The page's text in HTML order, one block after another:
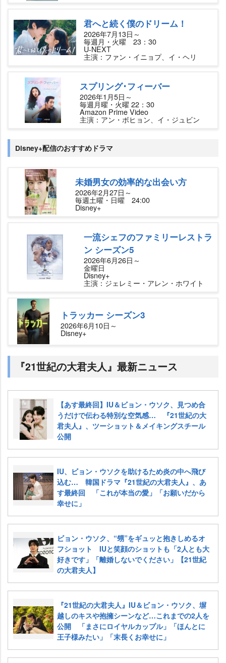
君へと続く僕のドリーム！
2026年7月13日～
毎週月・火曜 23：30
U-NEXT
主演：ファン・イニョプ、イ・ヘリ
スプリング･フィーバー
2026年1月5日～
毎週月曜・火曜 22：30
Amazon Prime Video
主演：アン・ボヒョン、イ・ジュビン
Disney+配信のおすすめドラマ
未婚男女の効率的な出会い方
2026年2月27日～
毎週土曜・日曜 24:00
Disney+
一流シェフのファミリーレストラ
ン シーズン5
2026年6月26日～
金曜日
Disney+
主演：ジェレミー・アレン・ホワイト
トラッカー シーズン3
2026年6月10日～
Disney+
『21世紀の大君夫人』最新ニュース
【あす最終回】IU＆ビョン・ウソク、見つめ合
うだけで伝わる特別な空気感… 『21世紀の大
君夫人』、ツーショット＆メイキングスチール
公開
IU、ビョン・ウソクを助けるため炎の中へ飛び
込む… 韓国ドラマ『21世紀の大君夫人』、あ
す最終回 「これが本当の愛」「お願いだから
幸せに」
ビョン・ウソク、“甥”をギュッと抱きしめるオ
フショット IUと笑顔のショットも「2人とも大
好きです」「離婚しないでください」【21世紀
の大君夫人】
『21世紀の大君夫人』IU＆ビョン・ウソク、塀
越しのキスや抱擁シーンなど…これまでの2人を
公開 「まさにロイヤルカップル」「ほんとに
王子様みたい」「末長くお幸せに」